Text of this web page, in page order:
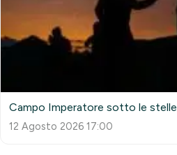
Campo Imperatore sotto le stelle
12 Agosto 2026 17:00